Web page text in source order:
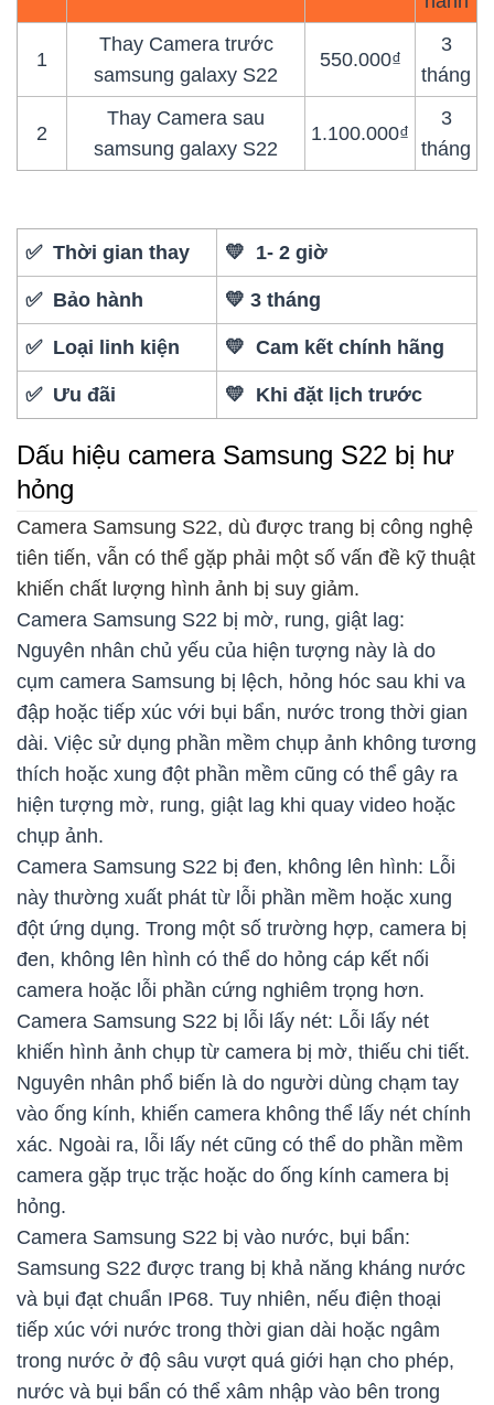
1
Thay Camera trước
samsung galaxy S22
550.000₫
3
tháng
2
Thay Camera sau
samsung galaxy S22
1.100.000₫
3
tháng
✅ Thời gian thay 💛 1- 2 giờ
✅ Bảo hành 💛 3 tháng
✅ Loại linh kiện 💛 Cam kết chính hãng
✅ Ưu đãi 💛 Khi đặt lịch trước
Dấu hiệu camera Samsung S22 bị hư
hỏng
Camera Samsung S22, dù được trang bị công nghệ
tiên tiến, vẫn có thể gặp phải một số vấn đề kỹ thuật
khiến chất lượng hình ảnh bị suy giảm.
Camera Samsung S22 bị mờ, rung, giật lag:
Nguyên nhân chủ yếu của hiện tượng này là do
cụm camera Samsung bị lệch, hỏng hóc sau khi va
đập hoặc tiếp xúc với bụi bẩn, nước trong thời gian
dài. Việc sử dụng phần mềm chụp ảnh không tương
thích hoặc xung đột phần mềm cũng có thể gây ra
hiện tượng mờ, rung, giật lag khi quay video hoặc
chụp ảnh.
Camera Samsung S22 bị đen, không lên hình: Lỗi
này thường xuất phát từ lỗi phần mềm hoặc xung
đột ứng dụng. Trong một số trường hợp, camera bị
đen, không lên hình có thể do hỏng cáp kết nối
camera hoặc lỗi phần cứng nghiêm trọng hơn.
Camera Samsung S22 bị lỗi lấy nét: Lỗi lấy nét
khiến hình ảnh chụp từ camera bị mờ, thiếu chi tiết.
Nguyên nhân phổ biến là do người dùng chạm tay
vào ống kính, khiến camera không thể lấy nét chính
xác. Ngoài ra, lỗi lấy nét cũng có thể do phần mềm
camera gặp trục trặc hoặc do ống kính camera bị
hỏng.
Camera Samsung S22 bị vào nước, bụi bẩn:
Samsung S22 được trang bị khả năng kháng nước
và bụi đạt chuẩn IP68. Tuy nhiên, nếu điện thoại
tiếp xúc với nước trong thời gian dài hoặc ngâm
trong nước ở độ sâu vượt quá giới hạn cho phép,
nước và bụi bẩn có thể xâm nhập vào bên trong